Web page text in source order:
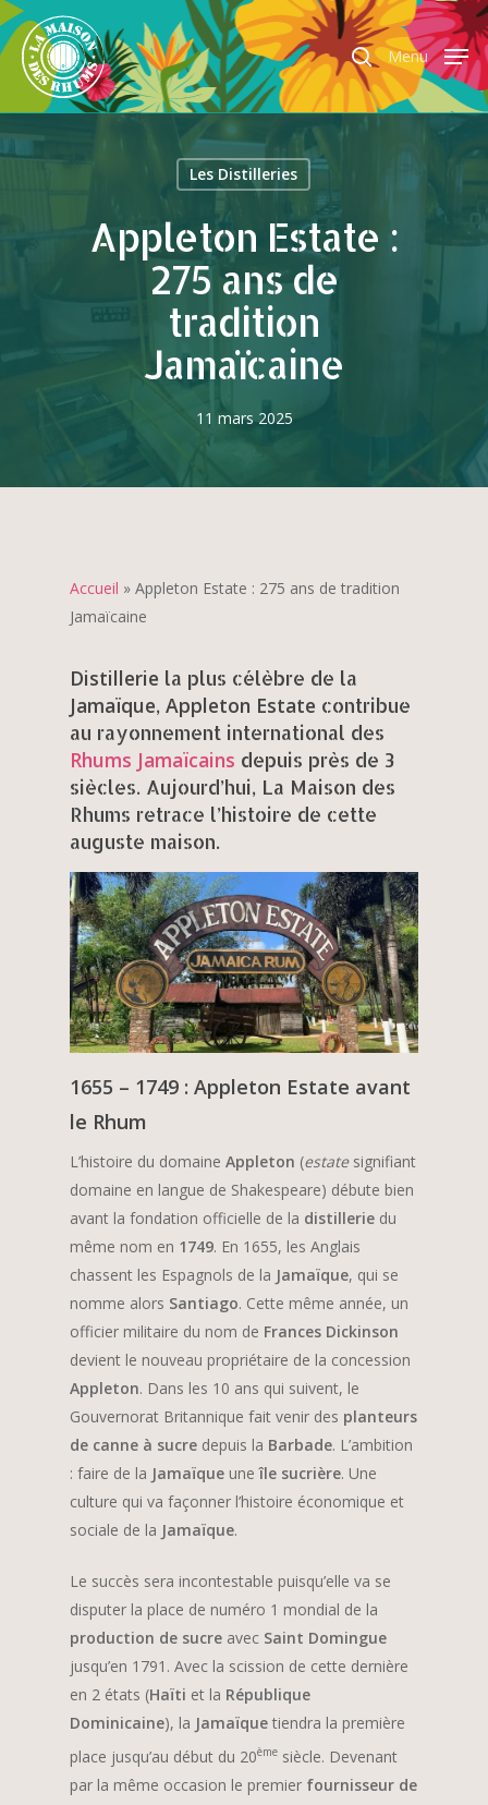
Hit enter to search or ESC to close
Menu
Les Distilleries
Appleton Estate :
275 ans de
tradition
Jamaïcaine
11 mars 2025
Accueil » Appleton Estate : 275 ans de tradition
Jamaïcaine
Distillerie la plus célèbre de la
Jamaïque, Appleton Estate contribue
au rayonnement international des
Rhums Jamaïcains depuis près de 3
siècles. Aujourd’hui, La Maison des
Rhums retrace l’histoire de cette
auguste maison.
1655 – 1749 : Appleton Estate avant
le Rhum
L’histoire du domaine Appleton (estatesignifiant
domaine en langue de Shakespeare) débute bien
avant la fondation officielle de la distillerie du
même nom en 1749. En 1655, les Anglais
chassent les Espagnols de la Jamaïque, qui se
nomme alors Santiago. Cette même année, un
officier militaire du nom de Frances Dickinson
devient le nouveau propriétaire de la concession
Appleton. Dans les 10 ans qui suivent, le
Gouvernorat Britannique fait venir des planteurs
de canne à sucre depuis la Barbade. L’ambition
: faire de la Jamaïque uneîle sucrière. Une
culture qui va façonner l’histoire économique et
sociale de la Jamaïque.
Le succès sera incontestable puisqu’elle va se
disputer la place de numéro 1 mondial de la
production de sucre avec Saint Domingue
jusqu’en 1791. Avec la scission de cette dernière
en 2 états (Haïti et la République
Dominicaine), la Jamaïque tiendra la première
place jusqu’au début du 20ème siècle. Devenant
par la même occasion le premier fournisseur de